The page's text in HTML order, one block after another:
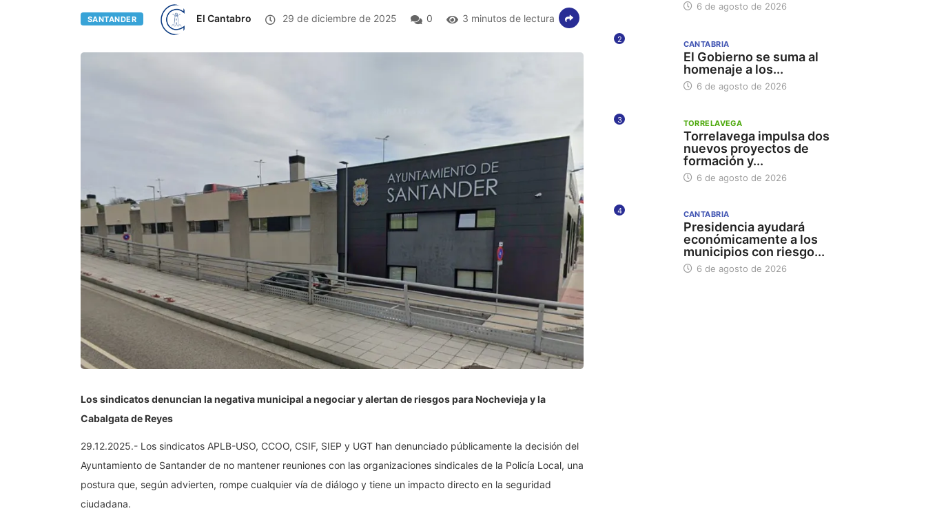
SANTANDER El Cantabro 29 de diciembre de 2025 0 3 minutos de lectura
Los sindicatos denuncian la negativa municipal a negociar y alertan de riesgos para Nochevieja y la
Cabalgata de Reyes
29.12.2025.- Los sindicatos APLB-USO, CCOO, CSIF, SIEP y UGT han denunciado públicamente la decisión del
Ayuntamiento de Santander de no mantener reuniones con las organizaciones sindicales de la Policía Local, una
postura que, según advierten, rompe cualquier vía de diálogo y tiene un impacto directo en la seguridad
ciudadana.
6 de agosto de 2026
2 CANTABRIA
El Gobierno se suma al
homenaje a los...
6 de agosto de 2026
3 TORRELAVEGA
Torrelavega impulsa dos
nuevos proyectos de
formación y...
6 de agosto de 2026
4 CANTABRIA
Presidencia ayudará
económicamente a los
municipios con riesgo...
6 de agosto de 2026